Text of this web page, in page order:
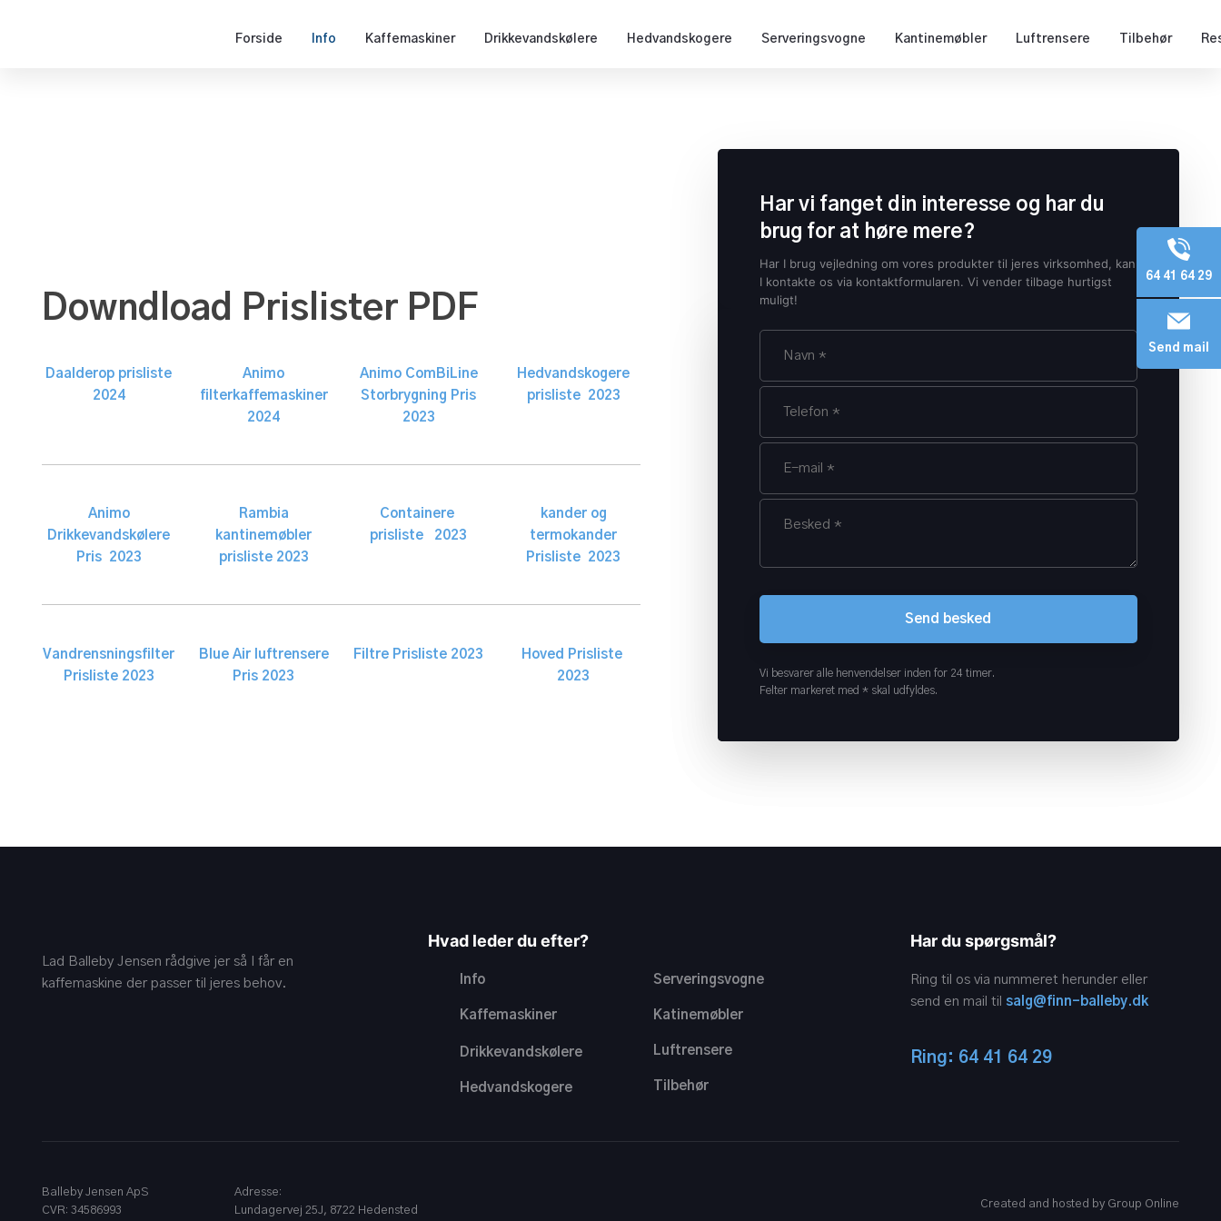
64 41 64 29
Send mail
Forside Info Kaffemaskiner Drikkevandskølere Hedvandskogere Serveringsvogne Kantinemøbler Luftrensere Tilbehør
Downdload Prislister PDF
Daalderop prisliste
2024
Animo
filterkaffemaskiner
2024
Animo ComBiLine
Storbrygning Pris
2023
Hedvandskogere​
prisliste 2023
Animo
Drikkevandskølere
Pris 2023
Rambia
kantinemøbler
prisliste 2023​
Containere
prisliste 2023​
kander og
termokander
Prisliste 2023​
Vandrensningsfilter
Prisliste 2023​
Blue Air luftrensere
Pris 2023​
Filtre Prisliste 2023​​
Hoved Prisliste
2023
Har vi fanget din interesse og har du
brug for at høre mere?
Har I brug vejledning om vores produkter til jeres virksomhed, kan
I kontakte os via kontaktformularen. Vi vender tilbage hurtigst
muligt!
Vi besvarer alle henvendelser inden for 24 timer.
Felter markeret med * skal udfyldes.​
Lad Balleby Jensen rådgive jer så I får en
kaffemaskine der passer til jeres behov.
Hvad leder du efter?
Info
Kaffemaskiner
Drikkevandskølere
Hedvandskogere
Serveringsvogne
Katinemøbler
Luftrensere
Tilbehør
Har du spørgsmål?
Ring til os via nummeret herunder eller
send en mail til salg@finn-balleby.dk
Ring: 64 41 64 29
Balleby Jensen ApS
CVR​: 34586993
Adresse:
Lundagervej 25J, 8722 Hedensted​
Created and hosted by Group Online